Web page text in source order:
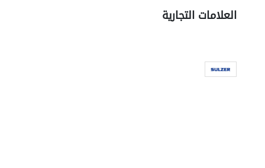
العلامات التجارية